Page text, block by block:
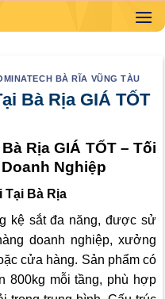
BÀ RĨA VŨNG TÀU
Bà Rịa GIÁ TỐT
Rịa GIÁ TỐT – Tối
Nghiệp
Tại Bà Rịa
kệ sắt đa năng, được sử
doanh nghiệp, xưởng
cửa hàng. Sản phẩm có
800kg mỗi tầng, phù hợp